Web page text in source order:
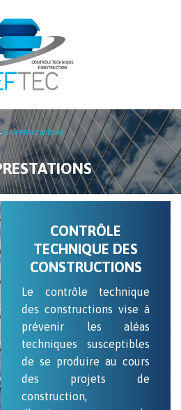
NOS PRESTATIONS
CONTRÔLE
TECHNIQUE DES
CONSTRUCTIONS
Le contrôle technique
des constructions vise à
prévenir les aléas
techniques susceptibles
de se produire au cours
des projets de
construction,